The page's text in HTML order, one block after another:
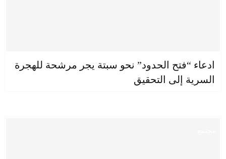
ادعاء “فتح الحدود” نحو سبتة يجر مرشحة للهجرة
السرية إلى التحقيق